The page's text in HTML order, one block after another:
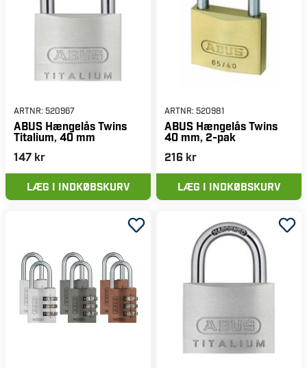
ARTNR: 520967
ABUS Hængelås Twins
Titalium, 40 mm
147 kr
LÆG I INDKØBSKURV
ARTNR: 520981
ABUS Hængelås Twins
40 mm, 2-pak
216 kr
LÆG I INDKØBSKURV